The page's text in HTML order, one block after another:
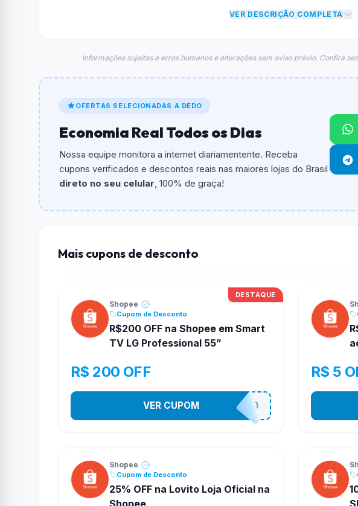
dará um desconto de R$ 100,00
econtradas informações sobre restrição de teto máximo para
O cupom dáR$ 100,00em compras.
Qual é o valor minimo de compra?
O valor minimo de compra é R$ 800,00.
Qual é o desconto máximo?
Não informado ou sem limite.
Funciona em qualquer produto?
podem não aceitar cupons.
VER DESCRIÇÃO COMPLETA
Informações sujeitas a erros humanos e alterações sem aviso prévio. Confira
OFERTAS SELECIONADAS A DEDO
Economia Real Todos os Dias
Nossa equipe monitora a internet diariamentente. Receba
cupons verificados e descontos reais nas maiores lojas do Brasil
direto no seu celular, 100% de graça!
Mais cupons de desconto
DESTAQUE
Shopee
Cupom de Desconto
R$200 OFF na Shopee em Smart
TV LG Professional 55”
R$ 200 OFF
TV200
VER CUPOM
R$ 5
Shopee
Cupom de Desconto
25% OFF na Lovito Loja Oficial na
Shopee